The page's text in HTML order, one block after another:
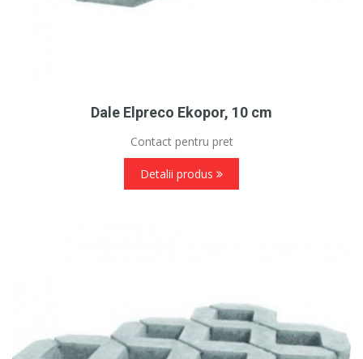
Dale Elpreco Ekopor, 10 cm
Contact pentru pret
Detalii produs